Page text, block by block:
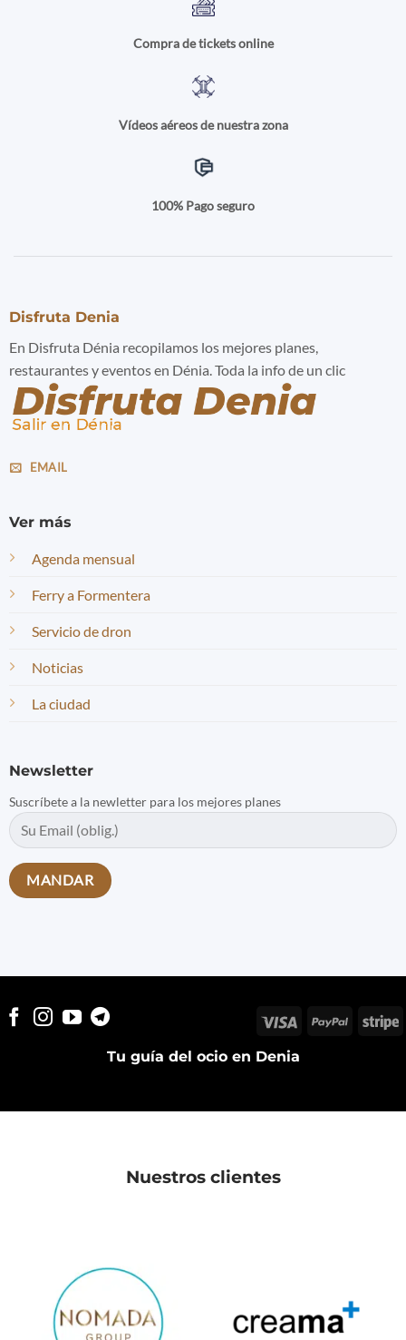
Compra de tickets online
Vídeos aéreos de nuestra zona
100% Pago seguro
Disfruta Denia
En Disfruta Dénia recopilamos los mejores planes,
restaurantes y eventos en Dénia. Toda la info de un clic
EMAIL
Ver más
Agenda mensual
Ferry a Formentera
Servicio de dron
Noticias
La ciudad
Newsletter
Suscríbete a la newletter para los mejores planes
Tu guía del ocio en Denia
Visa PayPal
Nuestros clientes